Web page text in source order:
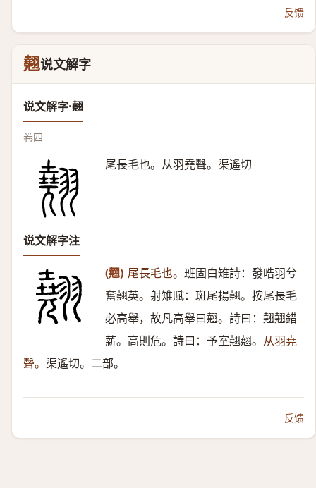
反馈
翹说文解字
说文解字·翹
卷四
尾長毛也。从羽堯聲。渠遙切
说文解字注
(翹) 尾長毛也。 班固白雉詩：發晧羽兮
奮翹英。射雉賦：斑尾揚翹。按尾長毛
必高舉，故凡高舉曰翹。詩曰：翹翹錯
薪。高則危。詩曰：予室翹翹。 从羽堯
聲。 渠遙切。二部。
反馈